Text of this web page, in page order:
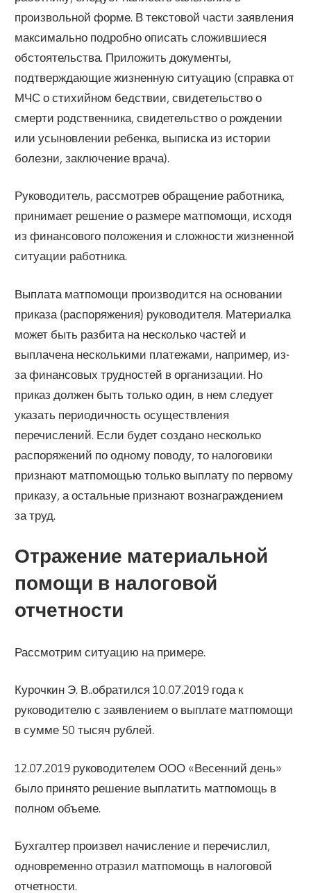
произвольной форме. В текстовой части заявления
максимально подробно описать сложившиеся
обстоятельства. Приложить документы,
подтверждающие жизненную ситуацию (справка от
МЧС о стихийном бедствии, свидетельство о
смерти родственника, свидетельство о рождении
или усыновлении ребенка, выписка из истории
болезни, заключение врача).
Руководитель, рассмотрев обращение работника,
принимает решение о размере матпомощи, исходя
из финансового положения и сложности жизненной
ситуации работника.
Выплата матпомощи производится на основании
приказа (распоряжения) руководителя. Материалка
может быть разбита на несколько частей и
выплачена несколькими платежами, например, из-
за финансовых трудностей в организации. Но
приказ должен быть только один, в нем следует
указать периодичность осуществления
перечислений. Если будет создано несколько
распоряжений по одному поводу, то налоговики
признают матпомощью только выплату по первому
приказу, а остальные признают вознаграждением
за труд.
Отражение материальной
помощи в налоговой
отчетности
Рассмотрим ситуацию на примере.
Курочкин Э. В..обратился 10.07.2019 года к
руководителю с заявлением о выплате матпомощи
в сумме 50 тысяч рублей.
12.07.2019 руководителем ООО «Весенний день»
было принято решение выплатить матпомощь в
полном объеме.
Бухгалтер произвел начисление и перечислил,
одновременно отразил матпомощь в налоговой
отчетности.